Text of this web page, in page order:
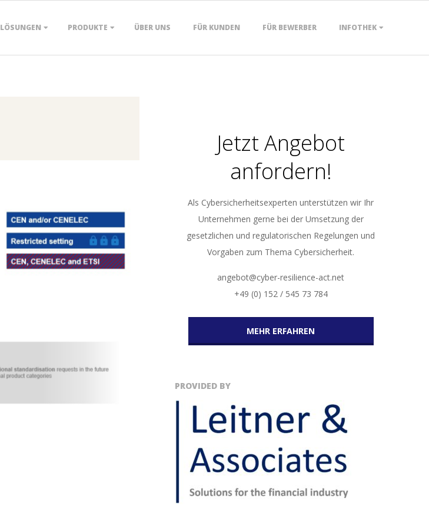
LÖSUNGEN PRODUKTE ÜBER UNS FÜR KUNDEN FÜR BEWERBER INFOTHEK
Jetzt Angebot
anfordern!
Als Cybersicherheitsexperten unterstützen wir Ihr
Unternehmen gerne bei der Umsetzung der
gesetzlichen und regulatorischen Regelungen und
Vorgaben zum Thema Cybersicherheit.
angebot@cyber-resilience-act.net
+49 (0) 152 / 545 73 784
MEHR ERFAHREN
PROVIDED BY